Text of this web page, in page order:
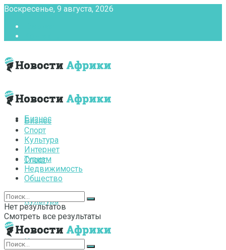
Воскресенье, 9 августа, 2026
Бизнес
Спорт
Культура
Интернет
Бизнес
Спорт
Культура
Интернет
Туризм
Недвижимость
Общество
Нет результатов
Смотреть все результаты